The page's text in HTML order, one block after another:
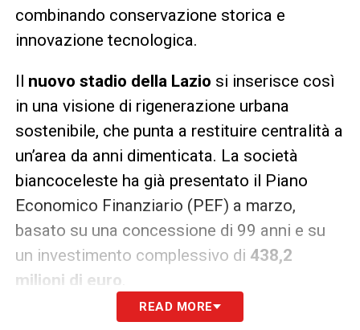
combinando conservazione storica e
innovazione tecnologica.
Il nuovo stadio della Lazio si inserisce così
in una visione di rigenerazione urbana
sostenibile, che punta a restituire centralità a
un’area da anni dimenticata. La società
biancoceleste ha già presentato il Piano
Economico Finanziario (PEF) a marzo,
basato su una concessione di 99 anni e su
un investimento complessivo di 438,2
milioni di euro
La ripartizione del budget è dettagliata: 283
READ MORE